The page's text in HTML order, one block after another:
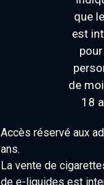
Accès réservé aux
ans.
La vente de
de e-liquides est